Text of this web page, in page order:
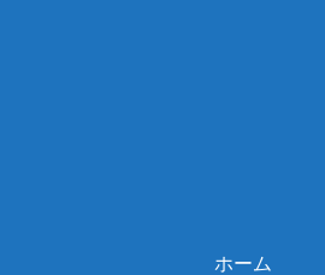
ホーム